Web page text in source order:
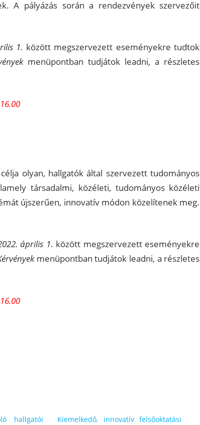
A pályázás során a rendezvények szervezőit
1. között megszervezett eseményekre tudtok
menüpontban tudjátok leadni, a részletes
olyan, hallgatók által szervezett tudományos
társadalmi, közéleti, tudományos közéleti
újszerűen, innovatív módon közelítenek meg.
április 1. között megszervezett eseményekre
menüpontban tudjátok leadni, a részletes
hallgatói
Kiemelkedő, innovatív felsőoktatási